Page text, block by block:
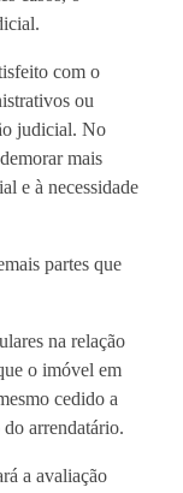
com o
ou
judicial. No
mais
e à necessidade
partes que
na relação
o imóvel em
cedido a
arrendatário.
a avaliação